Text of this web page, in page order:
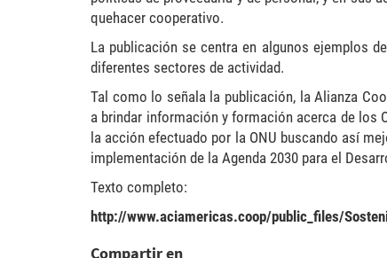
quehacer cooperativo.
La publicación se centra en algunos ejemplos
diferentes sectores de actividad.
Tal como lo señala la publicación, la Alianza
a brindar información y formación acerca de los
la acción efectuado por la ONU buscando así
implementación de la Agenda 2030 para el
Texto completo:
http://www.aciamericas.coop/public_files/
Compartir en